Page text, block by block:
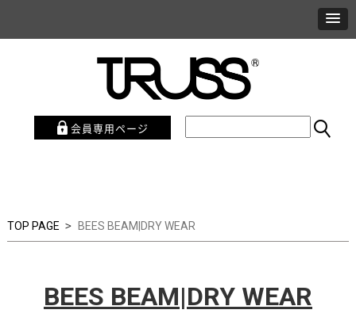
会員専用ページ
TOP PAGE > BEES BEAM|DRY WEAR
BEES BEAM|DRY WEAR